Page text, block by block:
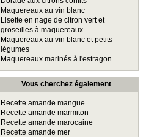
Maquereaux au vin blanc
Lisette en nage de citron vert et
groseilles à maquereaux
Maquereaux au vin blanc et petits
légumes
Maquereaux marinés à l'estragon
Vous cherchez également
Recette amande mangue
Recette amande marmiton
Recette amande marocaine
Recette amande mer